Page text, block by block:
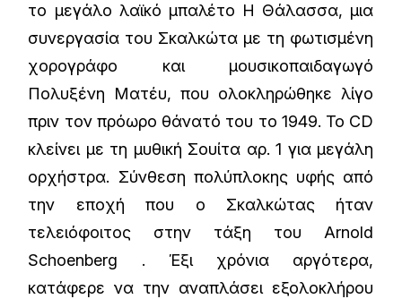
το μεγάλο λαϊκό μπαλέτο Η Θάλασσα, μια
συνεργασία του Σκαλκώτα με τη φωτισμένη
χορογράφο και μουσικοπαιδαγωγό
Πολυξένη Ματέυ, που ολοκληρώθηκε λίγο
πριν τον πρόωρο θάνατό του το 1949. Το CD
κλείνει με τη μυθική Σουίτα αρ. 1 για μεγάλη
ορχήστρα. Σύνθεση πολύπλοκης υφής από
την εποχή που ο Σκαλκώτας ήταν
τελειόφοιτος στην τάξη του Arnold
Schoenberg . Έξι χρόνια αργότερα,
κατάφερε να την αναπλάσει εξολοκλήρου